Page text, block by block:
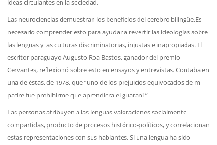
ideas circulantes en la sociedad.
Las neurociencias demuestran los beneficios del cerebro bilingüe.Es
necesario comprender esto para ayudar a revertir las ideologías sobre
las lenguas y las culturas discriminatorias, injustas e inapropiadas. El
escritor paraguayo Augusto Roa Bastos, ganador del premio
Cervantes, reflexionó sobre esto en ensayos y entrevistas. Contaba en
una de éstas, de 1978, que “uno de los prejuicios equivocados de mi
padre fue prohibirme que aprendiera el guaraní.”
Las personas atribuyen a las lenguas valoraciones socialmente
compartidas, producto de procesos histórico-políticos, y correlacionan
estas representaciones con sus hablantes. Si una lengua ha sido